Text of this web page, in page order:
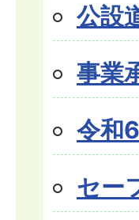
公設
事業
令和
セー